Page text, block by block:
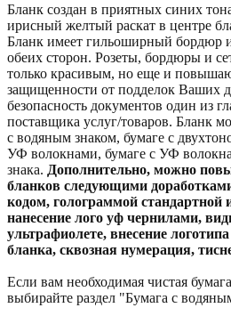
Бланк создан в приятных синих
ирисный желтый раскат в центре
Бланк имеет гильоширный бордюр
обеих сторон. Розеты, бордюры и
только красивым, но еще и
защищенности от подделок Ваших
безопасность документов один из
поставщика услуг/товаров. Бланк
с водяным знаком, бумаге с
УФ волокнами, бумаге с УФ
знака. Дополнительно, можно
бланков следующими
кодом, голограммой
нанесение лого уф чернилами,
ультрафиолете, внесение
бланка, сквозная нумерация,
Если вам необходимая чистая
выбирайте раздел "Бумага с